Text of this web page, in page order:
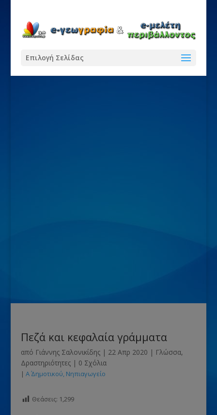
Επιλογή Σελίδας
Πεζά και κεφαλαία γράμματα
από Γιάννης Σαλονικίδης| 22 Απρ 2020 | Γλώσσα,
Δραστηριότητες| 0 Σχόλια
| Α΄ Δημοτικού Νηπιαγωγείο
Θεάσεις: 1,299